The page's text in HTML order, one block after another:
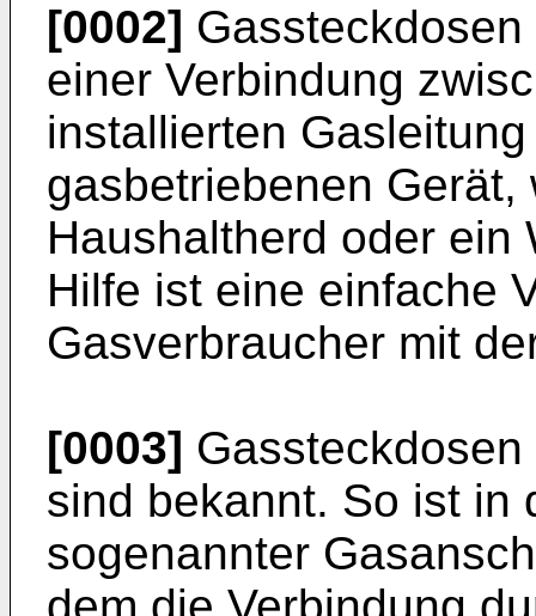
[0002]
einer Verbindung
installierten
gasbetriebenen
Haushaltherd oder ein
Hilfe ist eine einfache
Gasverbraucher mit
[0003]
sind bekannt. So ist in
sogenannter